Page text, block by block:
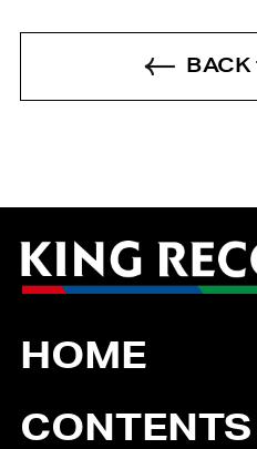
HOME
CONTENTS